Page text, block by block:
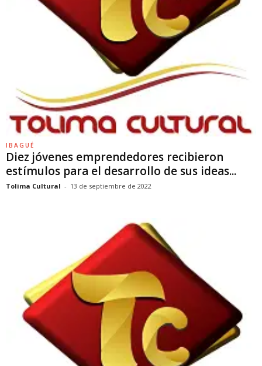
IBAGUÉ
Diez jóvenes emprendedores recibieron
estímulos para el desarrollo de sus ideas...
Tolima Cultural - 13 de septiembre de 2022